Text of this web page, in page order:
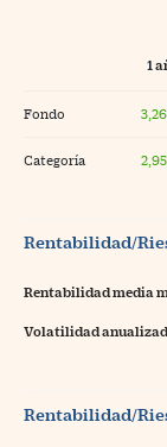
1
Fondo
Categoría
Rentabilidad/
Rentabilidad media
Volatilidad
Rentabilidad/